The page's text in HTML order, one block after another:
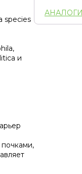
species
и
АНАЛОГИ